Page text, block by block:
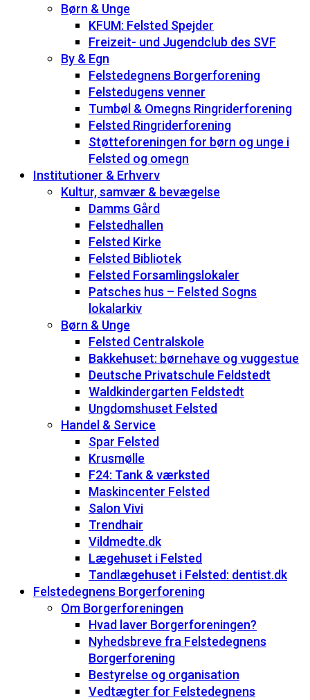
Børn & Unge
KFUM: Felsted Spejder
Freizeit- und Jugendclub des SVF
By & Egn
Felstedegnens Borgerforening
Felstedugens venner
Tumbøl & Omegns Ringriderforening
Felsted Ringriderforening
Støtteforeningen for børn og unge i
Felsted og omegn
Institutioner & Erhverv
Kultur, samvær & bevægelse
Damms Gård
Felstedhallen
Felsted Kirke
Felsted Bibliotek
Felsted Forsamlingslokaler
Patsches hus – Felsted Sogns
lokalarkiv
Børn & Unge
Felsted Centralskole
Bakkehuset: børnehave og vuggestue
Deutsche Privatschule Feldstedt
Waldkindergarten Feldstedt
Ungdomshuset Felsted
Handel & Service
Spar Felsted
Krusmølle
F24: Tank & værksted
Maskincenter Felsted
Salon Vivi
Trendhair
Vildmedte.dk
Lægehuset i Felsted
Tandlægehuset i Felsted: dentist.dk
Felstedegnens Borgerforening
Om Borgerforeningen
Hvad laver Borgerforeningen?
Nyhedsbreve fra Felstedegnens
Borgerforening
Bestyrelse og organisation
Vedtægter for Felstedegnens